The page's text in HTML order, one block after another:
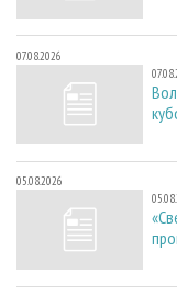
07.08.2026
05.08.2026